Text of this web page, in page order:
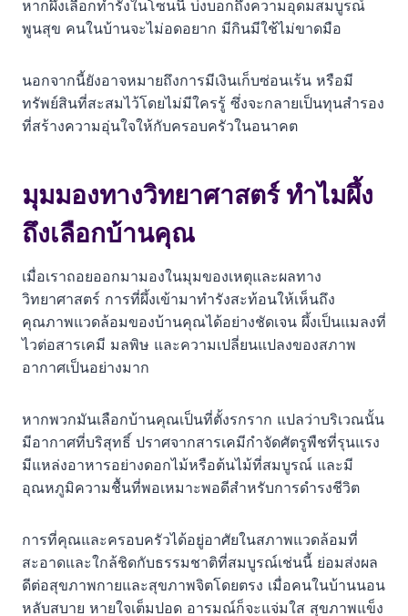
หากผึ้งเลือกทำรังในโซนนี้ บ่งบอกถึงความอุดมสมบูรณ์
พูนสุข คนในบ้านจะไม่อดอยาก มีกินมีใช้ไม่ขาดมือ
นอกจากนี้ยังอาจหมายถึงการมีเงินเก็บซ่อนเร้น หรือมี
ทรัพย์สินที่สะสมไว้โดยไม่มีใครรู้ ซึ่งจะกลายเป็นทุนสำรอง
ที่สร้างความอุ่นใจให้กับครอบครัวในอนาคต
มุมมองทางวิทยาศาสตร์ ทำไมผึ้ง
ถึงเลือกบ้านคุณ
เมื่อเราถอยออกมามองในมุมของเหตุและผลทาง
วิทยาศาสตร์ การที่ผึ้งเข้ามาทำรังสะท้อนให้เห็นถึง
คุณภาพแวดล้อมของบ้านคุณได้อย่างชัดเจน ผึ้งเป็นแมลงที่
ไวต่อสารเคมี มลพิษ และความเปลี่ยนแปลงของสภาพ
อากาศเป็นอย่างมาก
หากพวกมันเลือกบ้านคุณเป็นที่ตั้งรกราก แปลว่าบริเวณนั้น
มีอากาศที่บริสุทธิ์ ปราศจากสารเคมีกำจัดศัตรูพืชที่รุนแรง
มีแหล่งอาหารอย่างดอกไม้หรือต้นไม้ที่สมบูรณ์ และมี
อุณหภูมิความชื้นที่พอเหมาะพอดีสำหรับการดำรงชีวิต
การที่คุณและครอบครัวได้อยู่อาศัยในสภาพแวดล้อมที่
สะอาดและใกล้ชิดกับธรรมชาติที่สมบูรณ์เช่นนี้ ย่อมส่งผล
ดีต่อสุขภาพกายและสุขภาพจิตโดยตรง เมื่อคนในบ้านนอน
หลับสบาย หายใจเต็มปอด อารมณ์ก็จะแจ่มใส สุขภาพแข็ง